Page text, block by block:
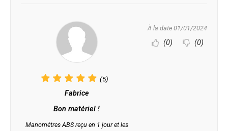
(5)
Fabrice
Bon matériel !
Manomètres ABS reçu en 1 jour et les
À la date 01/01/2024
(0) (0)